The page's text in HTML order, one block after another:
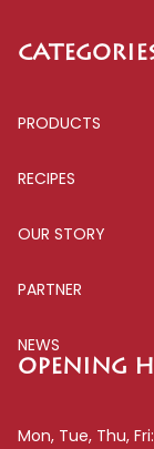
Verfügbarkeit.
oder ein
bestellen Sie
PRODUCTS
RECIPES
OUR STORY
PARTNER
NEWS
OPENING
Mon, Tue, Thu,